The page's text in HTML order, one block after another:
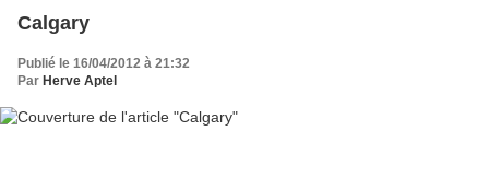
Calgary
Publié le 16/04/2012 à 21:32
Par Herve Aptel